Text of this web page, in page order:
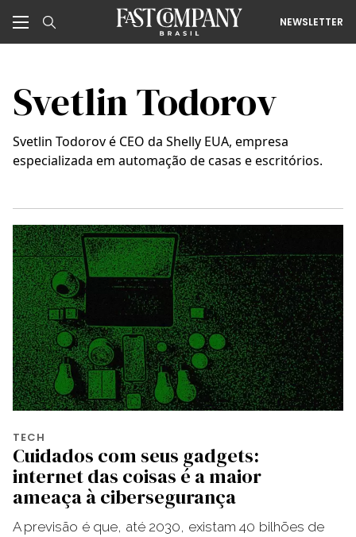
NEWSLETTER
Svetlin Todorov
Svetlin Todorov é CEO da Shelly EUA, empresa
especializada em automação de casas e escritórios.
TECH
Cuidados com seus gadgets:
internet das coisas é a maior
ameaça à cibersegurança
A previsão é que, até 2030, existam 40 bilhões de